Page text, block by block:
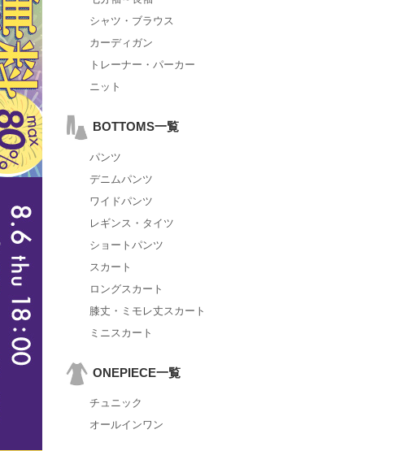
シャツ・ブラウス
カーディガン
トレーナー・パーカー
ニット
BOTTOMS一覧
パンツ
デニムパンツ
ワイドパンツ
レギンス・タイツ
ショートパンツ
スカート
ロングスカート
膝丈・ミモレ丈スカート
ミニスカート
ONEPIECE一覧
チュニック
オールインワン